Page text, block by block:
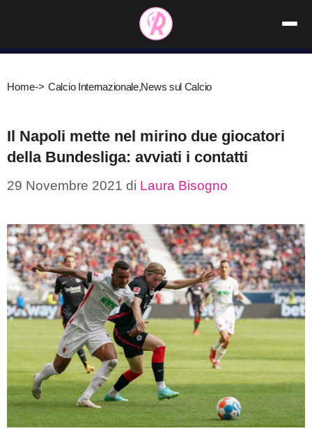
contenuto
Home-> Calcio Internazionale,News sul Calcio
Il Napoli mette nel mirino due giocatori
della Bundesliga: avviati i contatti
29 Novembre 2021 di Laura Bisogno